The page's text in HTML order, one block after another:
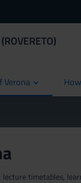
Verona
timetables,